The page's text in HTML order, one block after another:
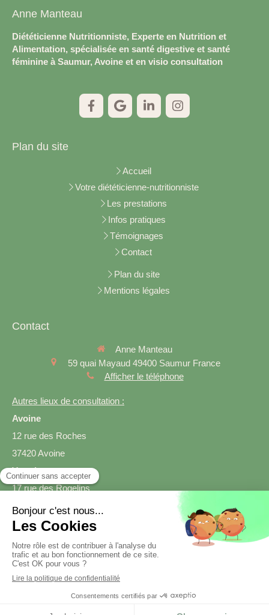
Anne Manteau
Diététicienne Nutritionniste, Experte en Nutrition et
Alimentation, spécialisée en santé digestive et santé
féminine à Saumur, Avoine et en visio consultation
Plan du site
Accueil
Votre diététicienne-nutritionniste
Les prestations
Infos pratiques
Témoignages
Contact
Plan du site
Mentions légales
Contact
Anne Manteau
59 quai Mayaud 49400 Saumur France
Afficher le téléphone
Autres lieux de consultation :
Avoine
12 rue des Roches
37420 Avoine
Varrains
17 rue des Rogelins
49400 Varrains
Prendre rendez-vous
Création et référencement du site par Simplébo
Site créé grâce àSmartDiet